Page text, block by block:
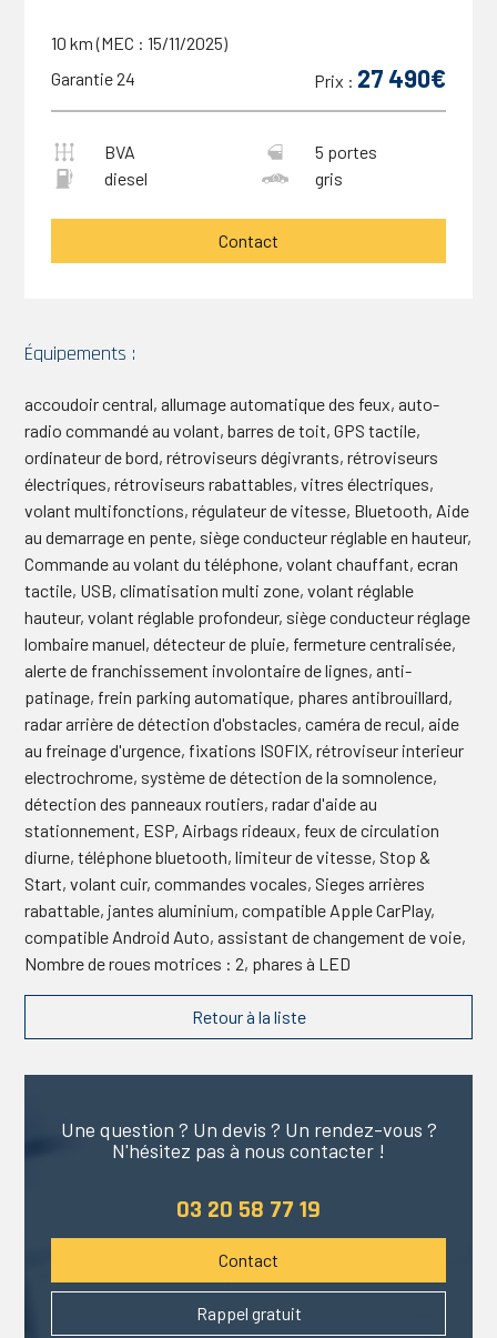
10 km (MEC : 15/11/2025)
Garantie 24
Prix : 27 490€
BVA
5 portes
diesel
gris
Contact
Équipements :
accoudoir central, allumage automatique des feux, auto-
radio commandé au volant, barres de toit, GPS tactile,
ordinateur de bord, rétroviseurs dégivrants, rétroviseurs
électriques, rétroviseurs rabattables, vitres électriques,
volant multifonctions, régulateur de vitesse, Bluetooth, Aide
au demarrage en pente, siège conducteur réglable en hauteur,
Commande au volant du téléphone, volant chauffant, ecran
tactile, USB, climatisation multi zone, volant réglable
hauteur, volant réglable profondeur, siège conducteur réglage
lombaire manuel, détecteur de pluie, fermeture centralisée,
alerte de franchissement involontaire de lignes, anti-
patinage, frein parking automatique, phares antibrouillard,
radar arrière de détection d'obstacles, caméra de recul, aide
au freinage d'urgence, fixations ISOFIX, rétroviseur interieur
electrochrome, système de détection de la somnolence,
détection des panneaux routiers, radar d'aide au
stationnement, ESP, Airbags rideaux, feux de circulation
diurne, téléphone bluetooth, limiteur de vitesse, Stop &
Start, volant cuir, commandes vocales, Sieges arrières
rabattable, jantes aluminium, compatible Apple CarPlay,
compatible Android Auto, assistant de changement de voie,
Nombre de roues motrices : 2, phares à LED
Retour à la liste
Une question ? Un devis ? Un rendez-vous ?
N'hésitez pas à nous contacter !
03 20 58 77 19
Contact
Rappel gratuit